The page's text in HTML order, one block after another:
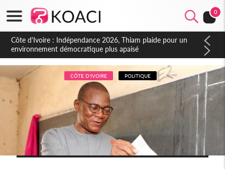
0
Côte d'Ivoire : Concours INFAS 2026, les convocations
seront disponibles à compter du samedi
CÔTE D'IVOIRE POLITIQUE